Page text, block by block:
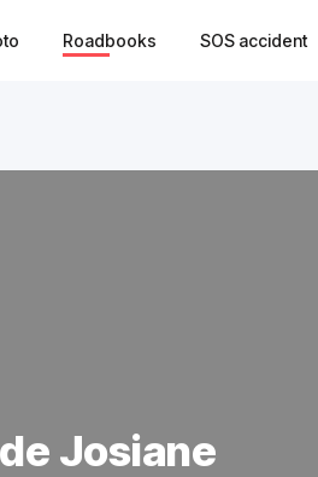
Roadbooks SOS accident
Josiane